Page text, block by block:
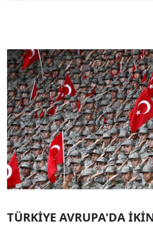
TÜRKİYE AVRUPA'DA